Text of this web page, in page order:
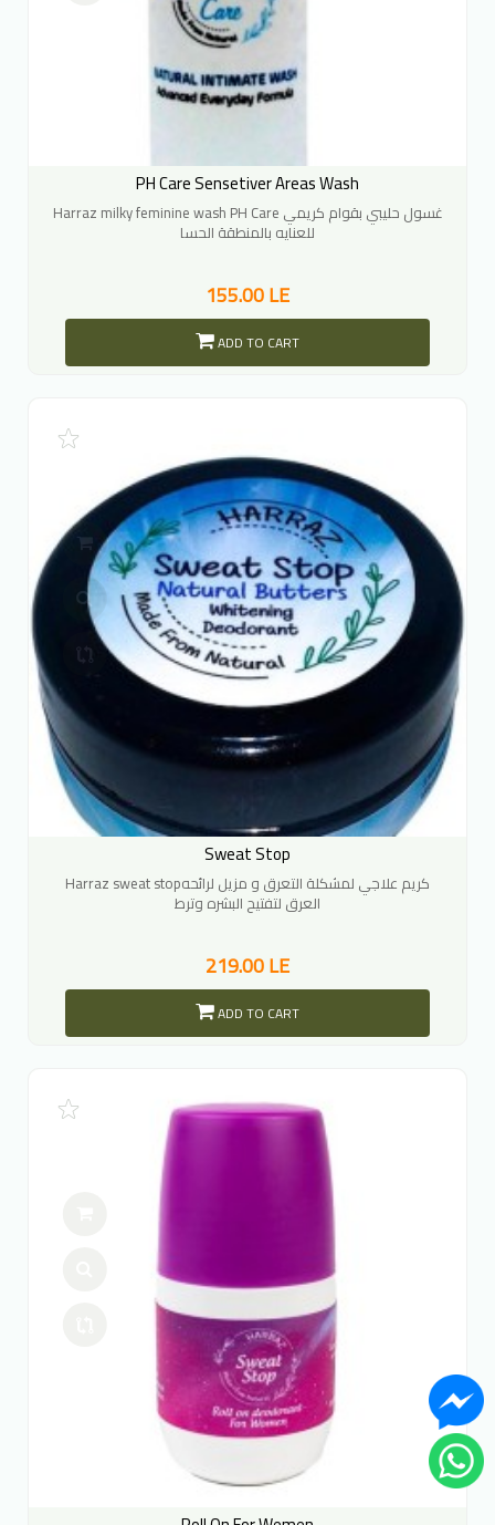
PH Care Sensetiver Areas Wash
Harraz milky feminine wash PH Care غسول حليبي بقوام كريمي
للعنايه بالمنطقة الحسا
155.00 LE
ADD TO CART
Sweat Stop
Harraz sweat stopكريم علاجي لمشكلة التعرق و مزيل لرائحه
العرق لتفتيح البشره وترط
219.00 LE
ADD TO CART